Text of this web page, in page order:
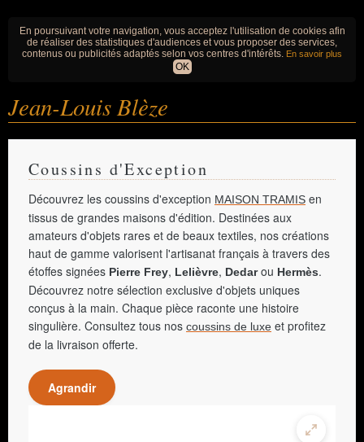
En poursuivant votre navigation, vous acceptez l'utilisation de cookies afin
de réaliser des statistiques d'audiences et vous proposer des services,
contenus ou publicités adaptés selon vos centres d'intérêts. En savoir plus
OK
Jean-Louis Blèze
Coussins d'Exception
Découvrez les coussins d'exception MAISON TRAMIS en
tissus de grandes maisons d'édition. Destinées aux
amateurs d'objets rares et de beaux textiles, nos créations
haut de gamme valorisent l'artisanat français à travers des
étoffes signées Pierre Frey, Lelièvre, Dedarou Hermès.
Découvrez notre sélection exclusive d'objets uniques
conçus à la main. Chaque pièce raconte une histoire
singulière. Consultez tous nos coussins de luxe et profitez
de la livraison offerte.
Agrandir